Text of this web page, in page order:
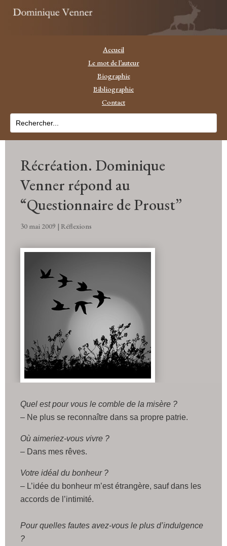
Accueil
Le mot de l’auteur
Biographie
Bibliographie
Contact
Récréation. Dominique
Venner répond au
“Questionnaire de Proust”
30 mai 2009 | Réflexions
Quel est pour vous le comble de la misère ?
– Ne plus se reconnaître dans sa propre patrie.
Où aimeriez-vous vivre ?
– Dans mes rêves.
Votre idéal du bonheur ?
– L’idée du bonheur m’est étrangère, sauf dans les
accords de l’intimité.
Pour quelles fautes avez-vous le plus d’indulgence
?